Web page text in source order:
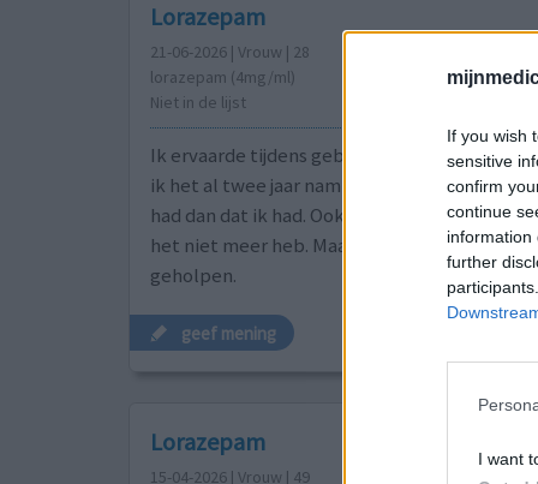
If you wish
sensitive
confirm
continue
information
further
I want
Lorazepam
21-06-2026 | Vrouw | 28
lorazepam (4mg/ml)
Niet in de lijst
Ik ervaarde tijdens gebruik geen angst meer.
ik het al twee jaar nam merkte ik dat ik
had dan dat ik had. Ook bij het afbouwen.
het niet meer heb. Maar verder had ik geen
geholpen.
geef mening
Lorazepam
15-04-2026 | Vrouw | 49